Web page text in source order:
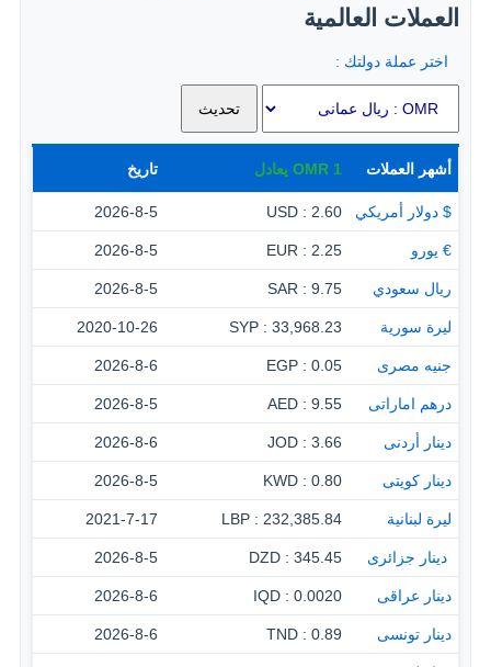
العملات العالمية
اختر عملة دولتك :
أشهر العملات 1
OMR يعادل تاريخ
$ دولار أمريكي 2.60 : USD
2026-8-5
€ يورو 2.25 : EUR
2026-8-5
ريال سعودي 9.75 : SAR
2026-8-5
ليرة سورية 33,968.23 : SYP
2020-10-26
جنيه مصرى 0.05 : EGP
2026-8-6
درهم اماراتى 9.55 : AED
2026-8-5
دينار أردنى 3.66 : JOD
2026-8-6
دينار كويتى 0.80 : KWD
2026-8-5
ليرة لبنانية 232,385.84 : LBP
2021-7-17
‏ دينار جزائرى 345.45 : DZD
2026-8-5
دينار عراقى 0.0020 : IQD
2026-8-6
دينار تونسى 0.89 : TND
2026-8-6